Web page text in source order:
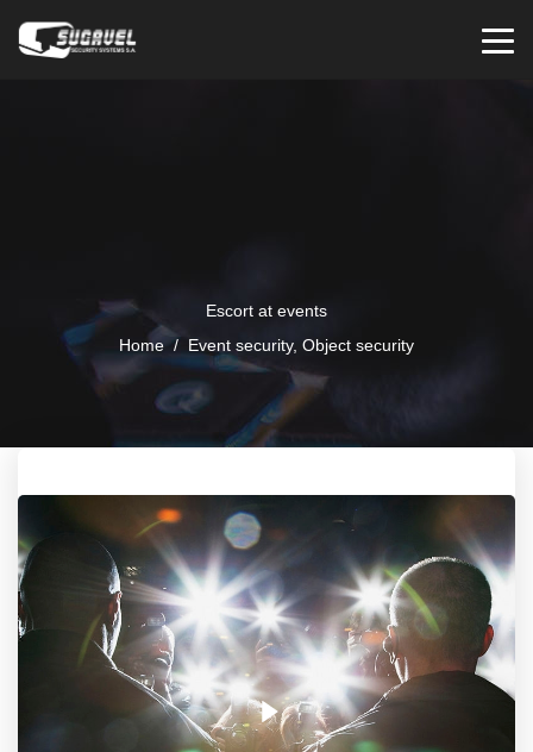
Escort at events
Home/ Event security, Object security